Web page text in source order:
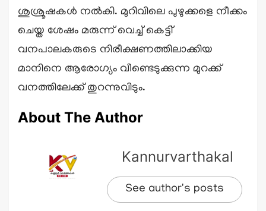
ശുശ്രൂഷകൾ നൽകി. മുറിവിലെ പുഴുക്കളെ നീക്കം
ചെയ്ത ശേഷം മരുന്ന് വെച്ച് കെട്ടി്
വനപാലകരുടെ നിരീക്ഷണത്തിലാക്കിയ
മാനിനെ ആരോഗ്യം വീണ്ടെടുക്കുന്ന മുറക്ക്
വനത്തിലേക്ക് തുറന്നുവിടും.
About The Author
Kannurvarthakal
See author's posts